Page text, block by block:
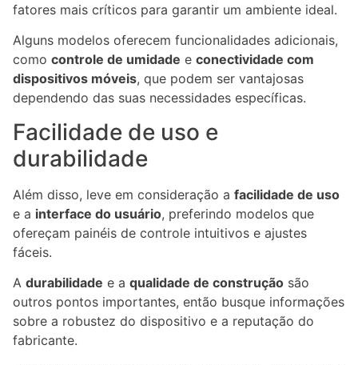
fatores mais críticos para garantir um ambiente ideal.
Alguns modelos oferecem funcionalidades adicionais,
como controle de umidade e conectividade com
dispositivos móveis, que podem ser vantajosas
dependendo das suas necessidades específicas.
Facilidade de uso e
durabilidade
Além disso, leve em consideração a facilidade de uso
e a interface do usuário, preferindo modelos que
ofereçam painéis de controle intuitivos e ajustes
fáceis.
A durabilidade e a qualidade de construção são
outros pontos importantes, então busque informações
sobre a robustez do dispositivo e a reputação do
fabricante.